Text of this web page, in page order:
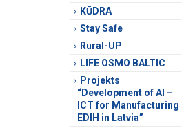
KŪDRA
Stay Safe
Rural-UP
LIFE OSMO BALTIC
Projekts
“Development of AI –
ICT for Manufacturing
EDIH in Latvia”